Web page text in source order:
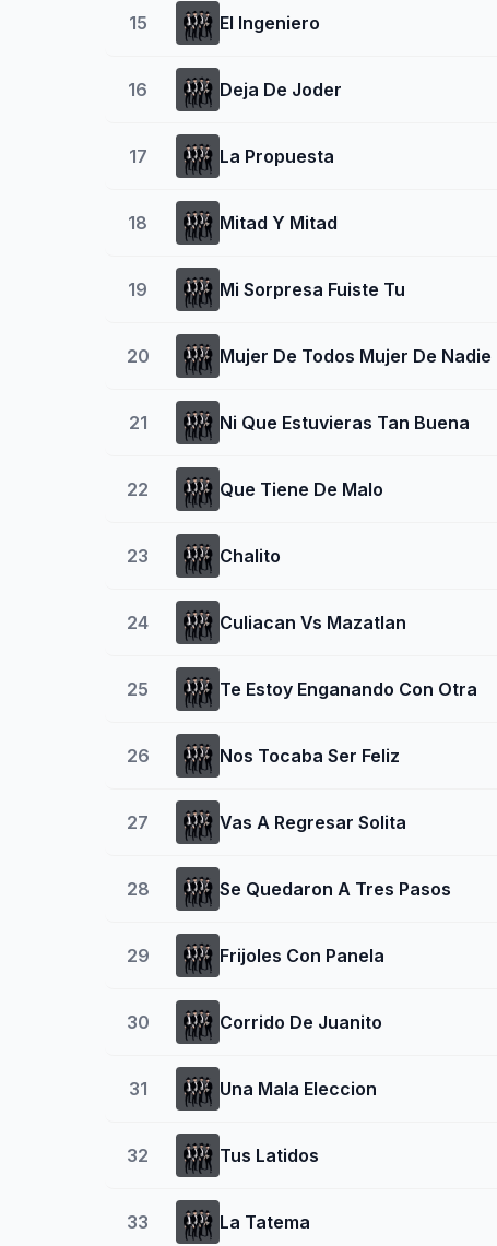
15 El Ingeniero
16 Deja De Joder
17 La Propuesta
18 Mitad Y Mitad
19 Mi Sorpresa Fuiste Tu
20 Mujer De Todos Mujer De Nadie
21 Ni Que Estuvieras Tan Buena
22 Que Tiene De Malo
23 Chalito
24 Culiacan Vs Mazatlan
25 Te Estoy Enganando Con Otra
26 Nos Tocaba Ser Feliz
27 Vas A Regresar Solita
28 Se Quedaron A Tres Pasos
29 Frijoles Con Panela
30 Corrido De Juanito
31 Una Mala Eleccion
32 Tus Latidos
33 La Tatema